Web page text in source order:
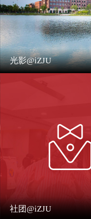
光影@iZJU
社团@iZJU